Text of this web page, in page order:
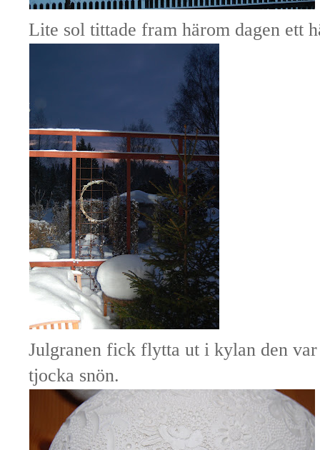
Lite sol tittade fram härom dagen ett
Julgranen fick flytta ut i kylan den
tjocka snön.